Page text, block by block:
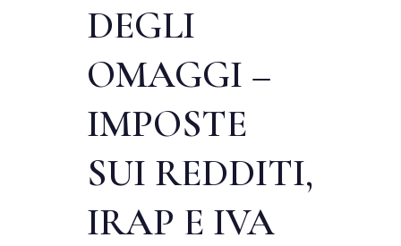
DEGLI
OMAGGI –
IMPOSTE
SUI REDDITI,
IRAP E IVA